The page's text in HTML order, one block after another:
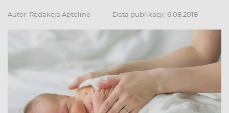
Autor: Redakcja Apteline Data publikacji: 6.08.2018